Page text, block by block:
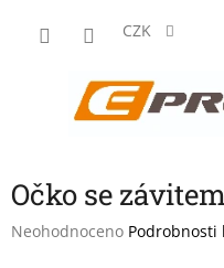
CZK
Očko se
Průměrné
Neohodnoceno Podrobnosti